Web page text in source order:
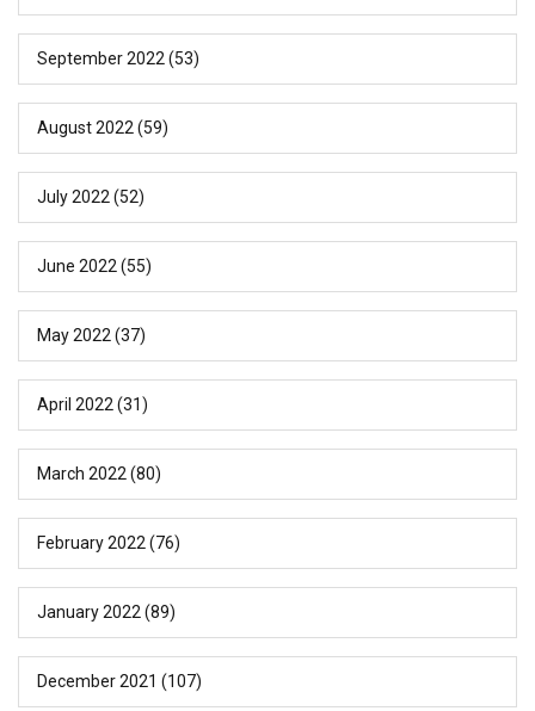
September 2022 (53)
August 2022 (59)
July 2022 (52)
June 2022 (55)
May 2022 (37)
April 2022 (31)
March 2022 (80)
February 2022 (76)
January 2022 (89)
December 2021 (107)